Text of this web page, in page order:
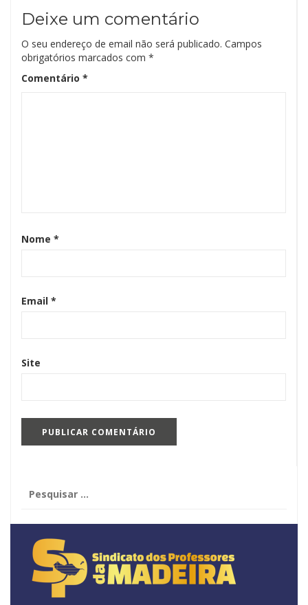
Deixe um comentário
O seu endereço de email não será publicado. Campos
obrigatórios marcados com *
Comentário *
Nome *
Email *
Site
por: